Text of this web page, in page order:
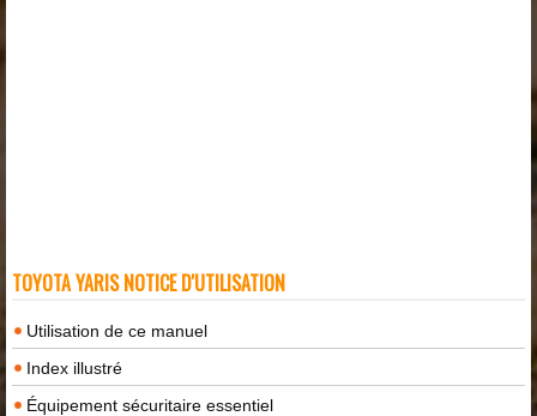
TOYOTA YARIS NOTICE D'UTILISATION
Utilisation de ce manuel
Index illustré
Équipement sécuritaire essentiel